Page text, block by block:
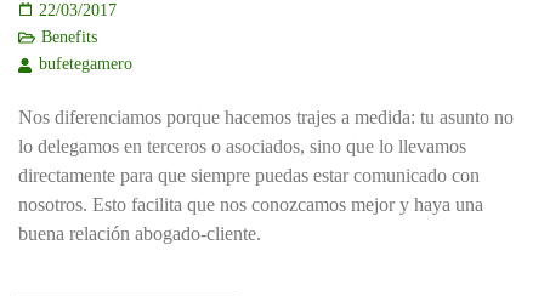
22/03/2017
Benefits
bufetegamero
Nos diferenciamos porque hacemos trajes a medida: tu asunto no
lo delegamos en terceros o asociados, sino que lo llevamos
directamente para que siempre puedas estar comunicado con
nosotros. Esto facilita que nos conozcamos mejor y haya una
buena relación abogado-cliente.